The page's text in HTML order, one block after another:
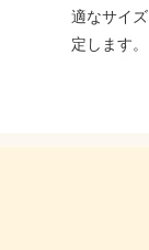
適なサイ
定します。